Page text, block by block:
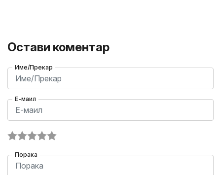
Остави коментар
Име/Прекар
Е-маил
Порака